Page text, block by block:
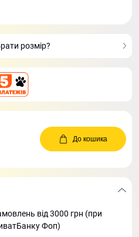
розмір?
До кошика
від 3000 грн (при
Фоп)